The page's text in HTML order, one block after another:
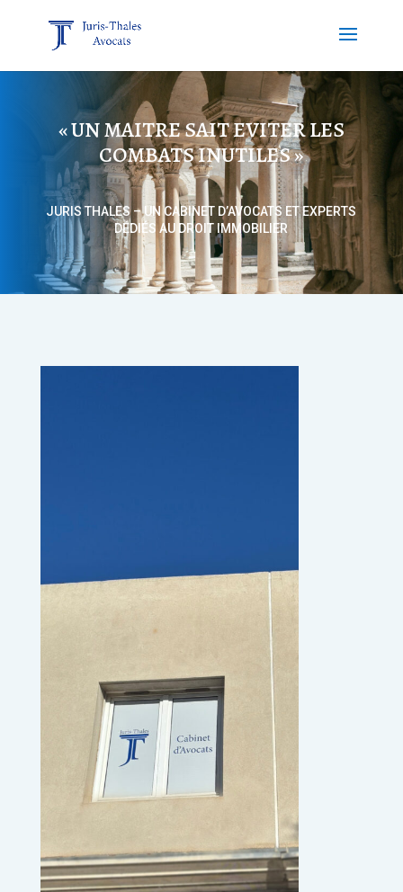
« UN MAITRE SAIT EVITER LES
COMBATS INUTILES »
JURIS THALES – UN CABINET D’AVOCATS ET EXPERTS
DÉDIÉS AU DROIT IMMOBILIER